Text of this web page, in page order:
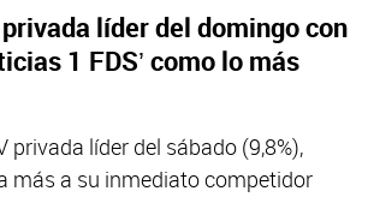
líder del domingo con
1 FDS’ como lo más
privada líder del sábado (9,8%),
más a su inmediato competidor